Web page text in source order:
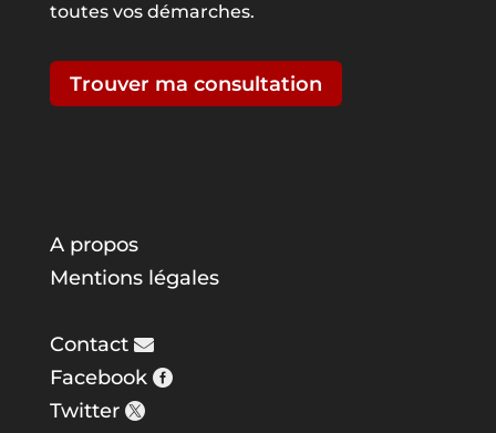
toutes vos démarches.
Trouver ma consultation
A propos
Mentions légales
Contact
Facebook
Twitter